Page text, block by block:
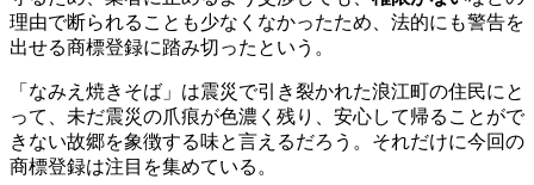
理由で断られることも少なくなかったため、法的にも警告を
出せる商標登録に踏み切ったという。
「なみえ焼きそば」は震災で引き裂かれた浪江町の住民にと
って、未だ震災の爪痕が色濃く残り、安心して帰ることがで
きない故郷を象徴する味と言えるだろう。それだけに今回の
商標登録は注目を集めている。